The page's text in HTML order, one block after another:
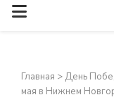
О
НГлавная > День
мая в Нижнем